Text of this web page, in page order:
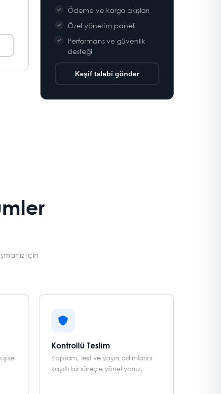
Ödeme ve kargo akışları
Özel yönetim paneli
Performans ve güvenlik
desteği
Keşif talebi gönder
için
Kontrollü Teslim
Kapsam, test ve yayın adımlarını
kayıtlı bir süreçle yönetiyoruz.